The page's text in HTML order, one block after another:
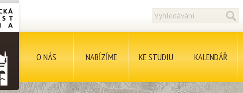
O NÁS NABÍZÍME KE STUDIU KALENDÁŘ